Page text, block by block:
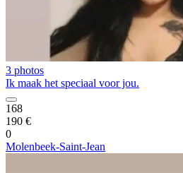
3 photos
Ik maak het speciaal voor jou.
168
190 €
0
Molenbeek-Saint-Jean